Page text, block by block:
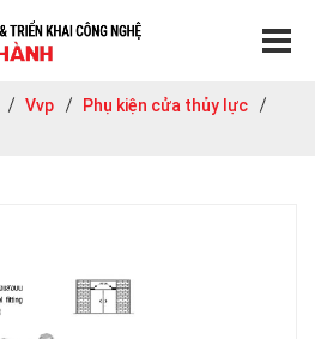
Vvp
Phụ kiện cửa thủy lực